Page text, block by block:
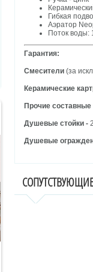
Гибкая
Аэратор
Поток воды:
Гарантия:
Смесители(за
Керамические
Прочие
Душевые стойки -
Душевые